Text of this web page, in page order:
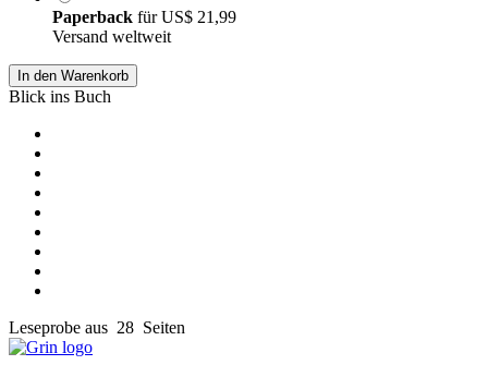
Paperback fürUS$ 21,99
Versand weltweit
In den Warenkorb
Blick ins Buch
Leseprobe aus 28 Seiten